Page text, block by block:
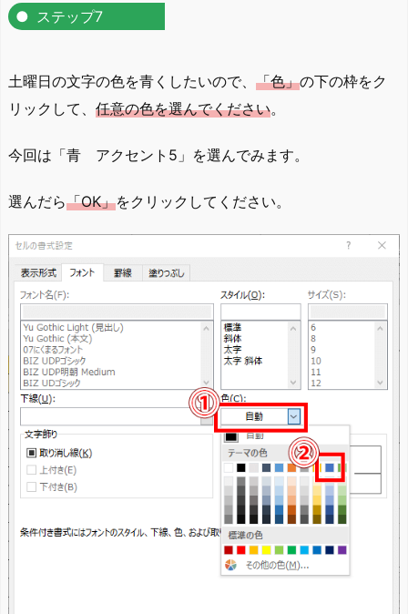
ステップ7
土曜日の文字の色を青くしたいので、 「色」の下の枠をク
リックして、 任意の色を選んでください。
今回は「青 アクセント5」を選んでみます。
選んだら「OK」をクリックしてください。